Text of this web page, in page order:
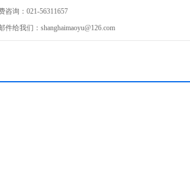
咨询：021-56311657
件给我们：shanghaimaoyu@126.com